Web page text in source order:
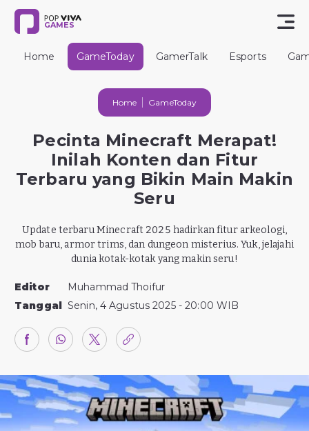
GAMES
Home GameToday GamerTalk Esports
Home GameToday
Pecinta Minecraft Merapat!
Inilah Konten dan Fitur
Terbaru yang Bikin Main Makin
Seru
Update terbaru Minecraft 2025 hadirkan fitur arkeologi,
mob baru, armor trims, dan dungeon misterius. Yuk, jelajahi
dunia kotak-kotak yang makin seru!
Editor
Muhammad Thoifur
Tanggal Senin, 4 Agustus 2025 - 20:00 WIB